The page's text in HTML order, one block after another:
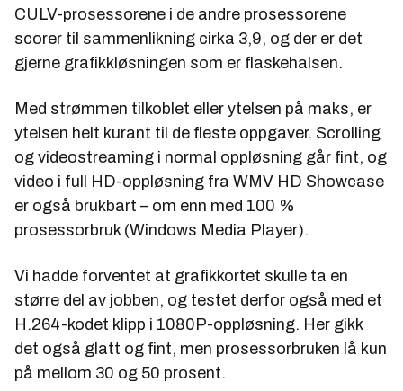
CULV-prosessorene i de andre prosessorene
scorer til sammenlikning cirka 3,9, og der er det
gjerne grafikkløsningen som er flaskehalsen.
Med strømmen tilkoblet eller ytelsen på maks, er
ytelsen helt kurant til de fleste oppgaver. Scrolling
og videostreaming i normal oppløsning går fint, og
video i full HD-oppløsning fra WMV HD Showcase
er også brukbart – om enn med 100 %
prosessorbruk (Windows Media Player).
Vi hadde forventet at grafikkortet skulle ta en
større del av jobben, og testet derfor også med et
H.264-kodet klipp i 1080P-oppløsning. Her gikk
det også glatt og fint, men prosessorbruken lå kun
på mellom 30 og 50 prosent.